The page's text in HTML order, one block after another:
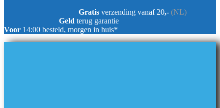
Gratis verzending vanaf 20,- (NL)
Geld terug garantie
Voor 14:00 besteld, morgen in huis*